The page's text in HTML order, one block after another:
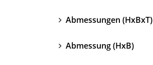
Abmessungen (HxBxT)
Abmessung (HxB)